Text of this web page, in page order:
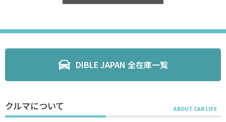
DIBLE JAPAN 全在庫一覧
クルマについて